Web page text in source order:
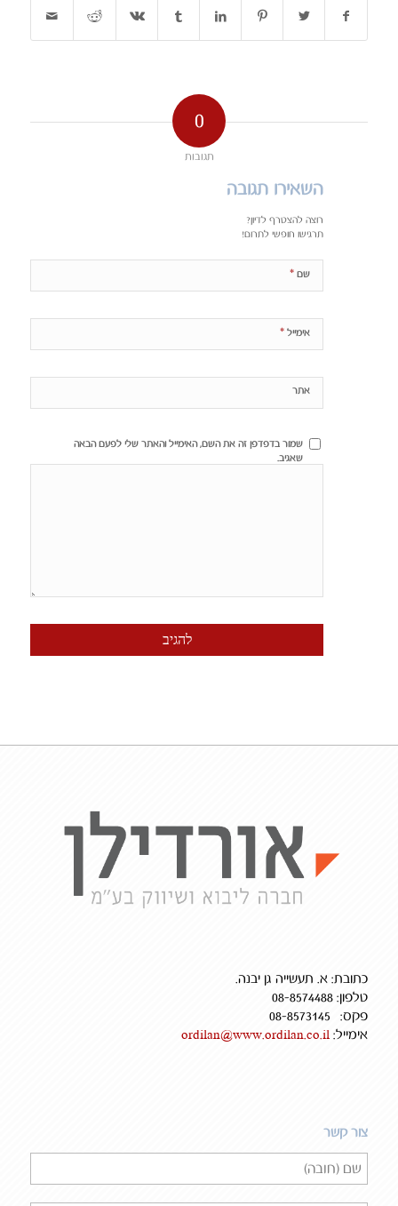
0
תגובות
השאירו תגובה
רוצה להצטרף לדיון?
תרגישו חופשי לתרום!
שם *
אימייל *
אתר
שמור בדפדפן זה את השם, האימייל והאתר שלי לפעם הבאה
שאגיב.
כתובת: א. תעשייה גן יבנה.
טלפון: 08-8574488
פקס: 08-8573145
אימייל: ordilan@www.ordilan.co.il
צור קשר